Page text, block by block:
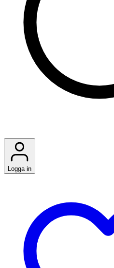
Logga in